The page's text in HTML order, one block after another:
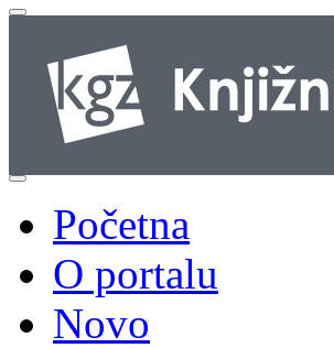
Početna
O portalu
Novo